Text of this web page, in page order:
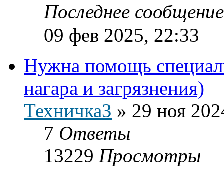
Последнее
09 фев 2025, 22:33
Нужна помощь
нагара и загрязнения)
ТехничкаЗ » 29 ноя
7 Ответы
13229 Просмотры